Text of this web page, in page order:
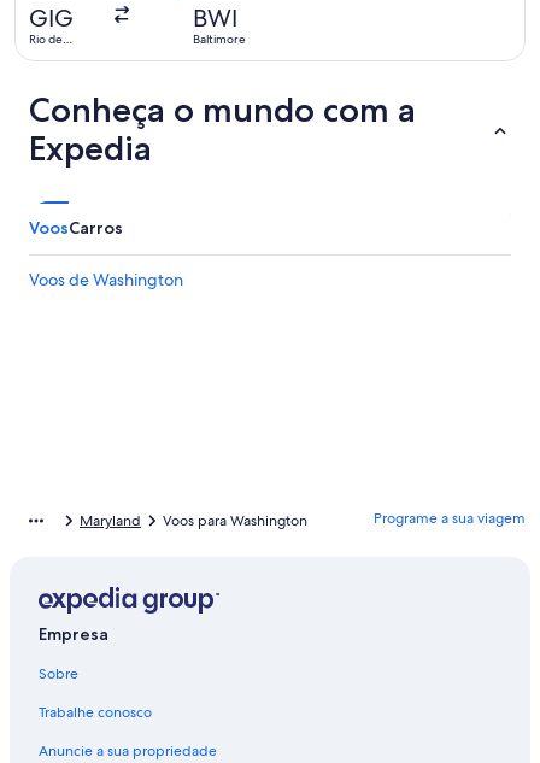
GIG
Rio de
BWI
Baltimore
Conheça o mundo com a
Expedia
VoosCarros
Voos de Washington
Maryland Voos para Washington Programe a sua viagem
Empresa
Sobre
Trabalhe conosco
Anuncie a sua propriedade